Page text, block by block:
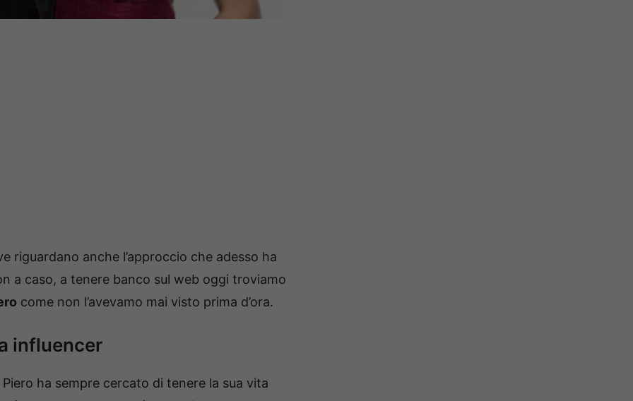
riguardano anche l’approccio che adesso ha
a caso, a tenere banco sul web oggi troviamo
come non l’avevamo mai visto prima d’ora.
influencer
ha sempre cercato di tenere la sua vita